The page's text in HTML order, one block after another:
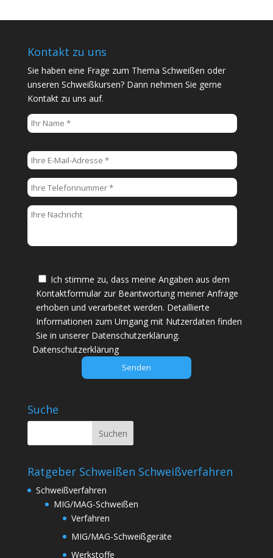
Kontakt zu uns
Sie haben eine Frage zum Thema Schweißen oder
unseren Schweißkursen? Dann nehmen Sie gerne
Kontakt zu uns auf.
B
i
t
t
e
s
d
e
r
Ich stimme zu, dass meine Angaben aus dem
Kontaktformular zur Beantwortung meiner Anfrage
erhoben und verarbeitet werden. Detaillierte
Informationen zum Umgang mit Nutzerdaten finden
Sie in unserer Datenschutzerklärung.
Datenschutzerklärung
Suche
Ratgeber Schweißen Schweißverfahren
Schweißverfahren
MIG/MAG-Schweißen
Verfahren
MIG/MAG-Schweißgeräte
Werkstoffe